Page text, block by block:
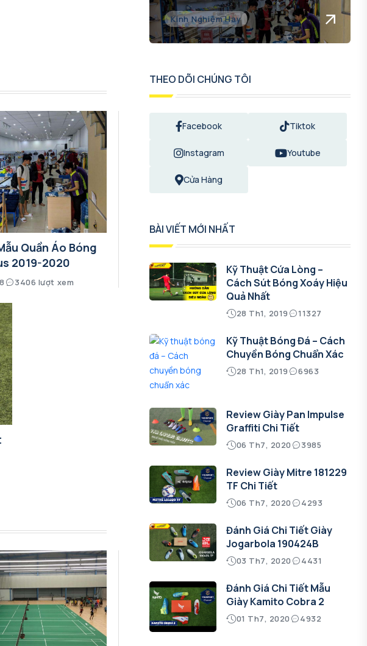
Quần Áo Bóng
2019-2020
3406 lượt xem
Kinh Nghiệm Hay
THEO DÕI CHÚNG TÔI
Facebook Tiktok
Instagram Youtube
Cửa Hàng
BÀI VIẾT MỚI NHẤT
Kỹ Thuật Cứa Lòng –
Cách Sút Bóng Xoáy Hiệu
Quả Nhất
28 Th1, 2019 11327
Kỹ Thuật Bóng Đá – Cách
Chuyền Bóng Chuẩn Xác
28 Th1, 2019 6963
Review Giày Pan Impulse
Graffiti Chi Tiết
06 Th7, 2020 3985
Review Giày Mitre 181229
TF Chi Tiết
06 Th7, 2020 4293
Đánh Giá Chi Tiết Giày
Jogarbola 190424B
03 Th7, 2020 4431
Đánh Giá Chi Tiết Mẫu
Giày Kamito Cobra 2
01 Th7, 2020 4932